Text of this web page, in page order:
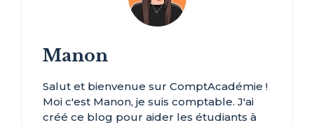
Manon
Salut et bienvenue sur ComptAcadémie !
Moi c'est Manon, je suis comptable. J'ai
créé ce blog pour aider les étudiants à